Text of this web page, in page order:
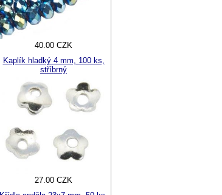
40.00 CZK
Kaplík hladký 4 mm, 100 ks,
stříbrný
27.00 CZK